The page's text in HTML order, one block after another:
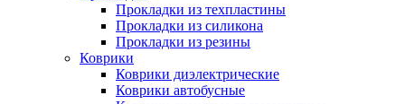
Прокладки из техпластины
Прокладки из силикона
Прокладки из резины
Коврики
Коврики диэлектрические
Коврики автобусные